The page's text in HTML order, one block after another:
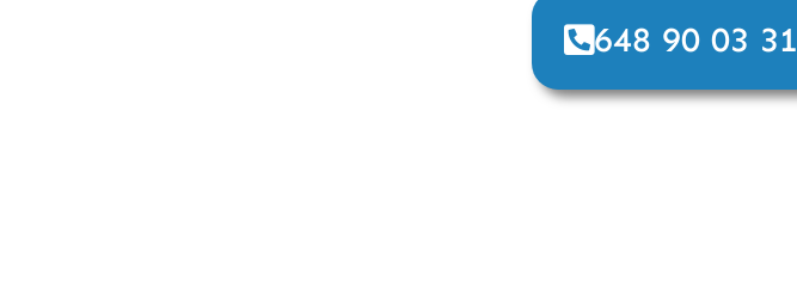
648 90 03 31